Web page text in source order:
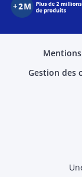
Gestion des